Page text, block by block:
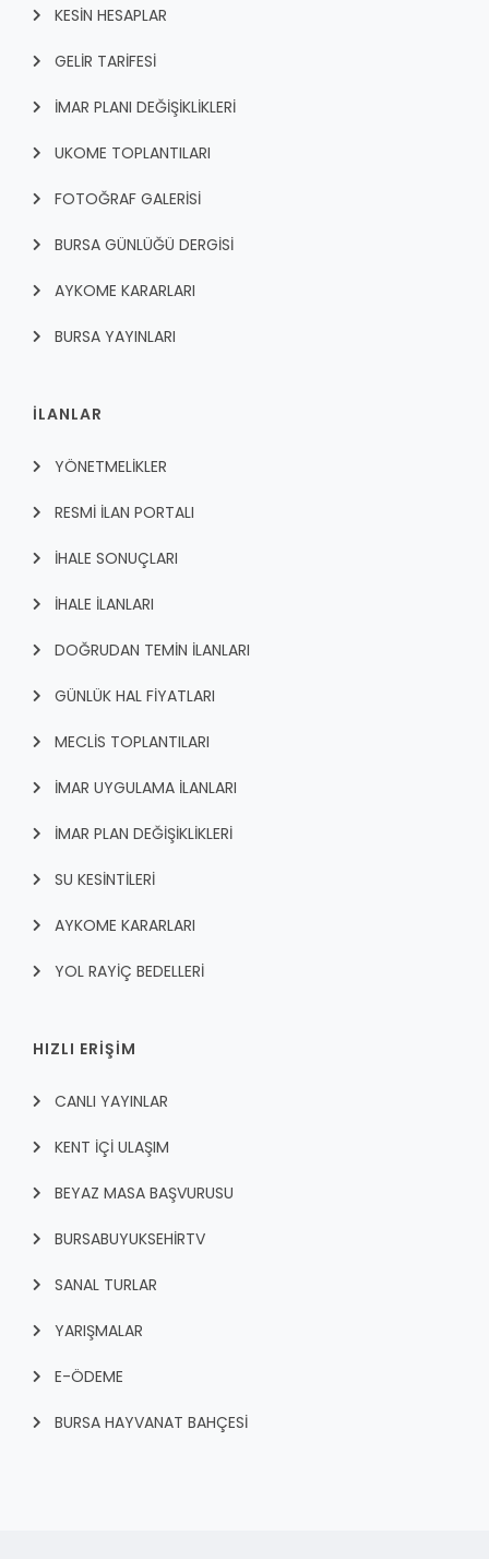
KESİN HESAPLAR
GELİR TARİFESİ
İMAR PLANI DEĞİŞİKLİKLERİ
UKOME TOPLANTILARI
FOTOĞRAF GALERİSİ
BURSA GÜNLÜĞÜ DERGİSİ
AYKOME KARARLARI
BURSA YAYINLARI
İLANLAR
YÖNETMELİKLER
RESMİ İLAN PORTALI
İHALE SONUÇLARI
İHALE İLANLARI
DOĞRUDAN TEMİN İLANLARI
GÜNLÜK HAL FİYATLARI
MECLİS TOPLANTILARI
İMAR UYGULAMA İLANLARI
İMAR PLAN DEĞİŞİKLİKLERİ
SU KESİNTİLERİ
AYKOME KARARLARI
YOL RAYİÇ BEDELLERİ
HIZLI ERİŞİM
CANLI YAYINLAR
KENT İÇI ULAŞIM
BEYAZ MASA BAŞVURUSU
BURSABUYUKSEHIRTV
SANAL TURLAR
YARIŞMALAR
E-ÖDEME
BURSA HAYVANAT BAHÇESİ